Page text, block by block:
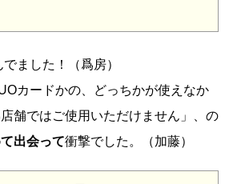
でました！（爲房）
カードかの、どっちかが使えなか
舗ではご使用いただけません」、の
出会って衝撃でした。（加藤）